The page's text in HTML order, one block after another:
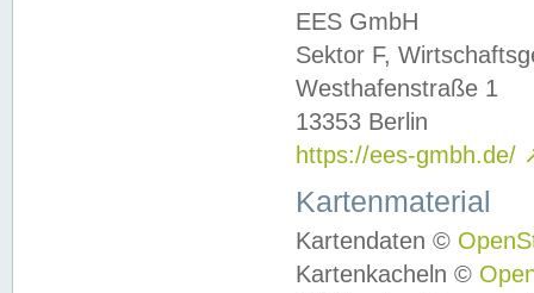
EES GmbH
Sektor F,
Westhafenstraße 1
13353 Berlin
https://ees-gmbh.de/
Kartenmaterial
Kartendaten ©
Kartenkacheln ©